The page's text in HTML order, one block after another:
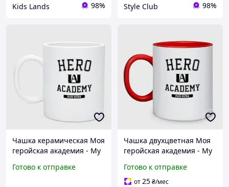
Kids Lands 98% Style Club 98%
Чашка керамическая Моя
геройская академия - My
330 мл
Готово к отправке
Чашка двухцветная Моя
геройская академия - My
330 мл
Готово к отправке
от25₴/мес